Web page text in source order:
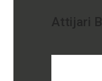
Attijari